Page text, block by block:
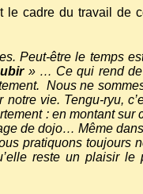
cadre du travail de
Peut-être le temps
» … Ce qui rend de
Nous ne
vie. Tengu-ryu,
: en montant sur
de dojo… Même dans
pratiquons toujours
reste un plaisir le